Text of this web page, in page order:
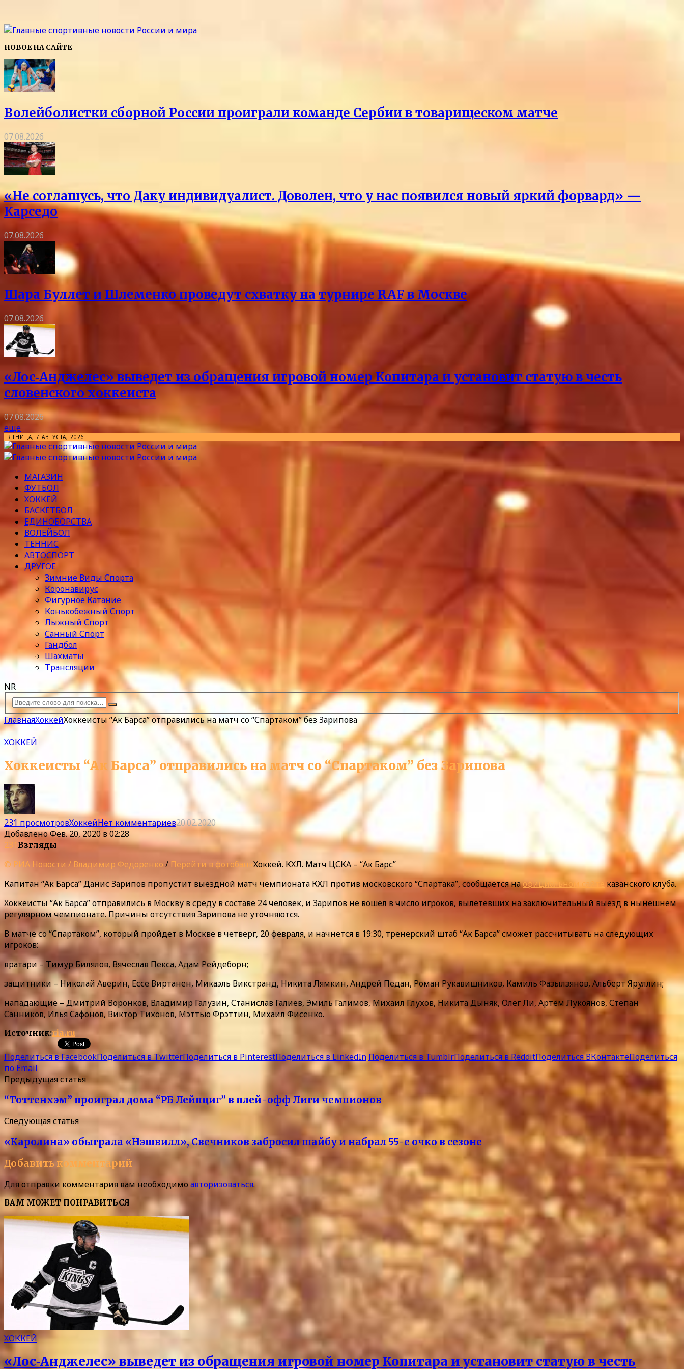
НОВОЕ НА САЙТЕ
Волейболистки сборной России проиграли команде Сербии в товарищеском матче
07.08.2026
«Не соглашусь, что Даку индивидуалист. Доволен, что у нас появился новый яркий форвард» —
Карседо
07.08.2026
Шара Буллет и Шлеменко проведут схватку на турнире RAF в Москве
07.08.2026
«Лос‑Анджелес» выведет из обращения игровой номер Копитара и установит статую в честь
словенского хоккеиста
07.08.2026
еще
ПЯТНИЦА, 7 АВГУСТА, 2026
МАГАЗИН
ФУТБОЛ
ХОККЕЙ
БАСКЕТБОЛ
ЕДИНОБОРСТВА
ВОЛЕЙБОЛ
ТЕННИС
АВТОСПОРТ
ДРУГОЕ
Зимние Виды Спорта
Коронавирус
Фигурное Катание
Конькобежный Спорт
Лыжный Спорт
Санный Спорт
Гандбол
Шахматы
Трансляции
NR
ГлавнаяХоккейХоккеисты “Ак Барса” отправились на матч со “Спартаком” без Зарипова
ХОККЕЙ
Хоккеисты “Ак Барса” отправились на матч со “Спартаком” без Зарипова
231 просмотровХоккейНет комментариев20.02.2020
ДобавленоФев. 20, 2020 в 02:28
231Взгляды
© РИА Новости / Владимир Федоренко / Перейти в фотобанкХоккей. КХЛ. Матч ЦСКА – “Ак Барс”
Капитан “Ак Барса” Данис Зарипов пропустит выездной матч чемпионата КХЛ против московского “Спартака”, сообщается наофициальном сайте
казанского клуба.
Хоккеисты “Ак Барса” отправились в Москву в среду в составе 24 человек, и Зарипов не вошел в число игроков, вылетевших на заключительный выезд в нынешнем
регулярном чемпионате. Причины отсутствия Зарипова не уточняются.
В матче со “Спартаком”, который пройдет в Москве в четверг, 20 февраля, и начнется в 19:30, тренерский штаб “Ак Барса” сможет рассчитывать на следующих
игроков:
вратари – Тимур Билялов, Вячеслав Пекса, Адам Рейдеборн;
защитники – Николай Аверин, Ессе Виртанен, Микаэль Викстранд, Никита Лямкин, Андрей Педан, Роман Рукавишников, Камиль Фазылзянов, Альберт Яруллин;
нападающие – Дмитрий Воронков, Владимир Галузин, Станислав Галиев, Эмиль Галимов, Михаил Глухов, Никита Дыняк, Олег Ли, Артём Лукоянов, Степан
Санников, Илья Сафонов, Виктор Тихонов, Мэттью Фрэттин, Михаил Фисенко.
Источник:ria.ru
Поделиться в FacebookПоделиться в TwitterПоделиться в PinterestПоделиться в LinkedIn Поделиться в TumblrПоделиться в RedditПоделиться ВКонтактеПоделиться
по Email
Предыдущая статья
“Тоттенхэм” проиграл дома “РБ Лейпциг” в плей-офф Лиги чемпионов
Следующая статья
«Каролина» обыграла «Нэшвилл», Свечников забросил шайбу и набрал 55-е очко в сезоне
Добавить комментарий
Для отправки комментария вам необходимоавторизоваться.
ВАМ МОЖЕТ ПОНРАВИТЬСЯ
ХОККЕЙ
«Лос‑Анджелес» выведет из обращения игровой номер Копитара и установит статую в честь